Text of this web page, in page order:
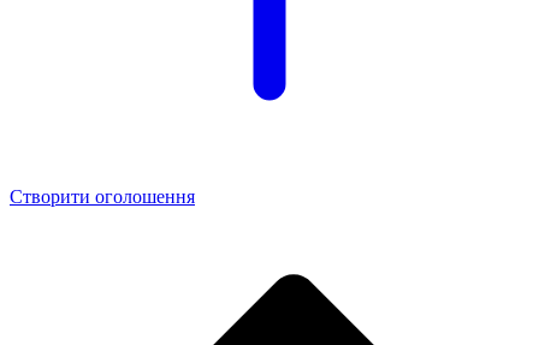
Створити оголошення